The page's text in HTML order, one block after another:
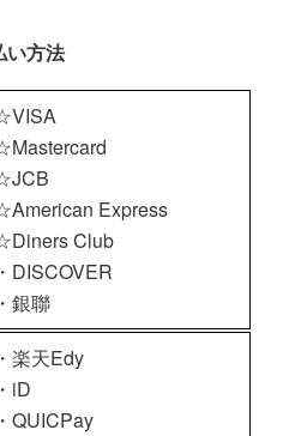
い方法
Express
Club
・DISCOVER
・銀聯
・楽天Edy
・iD
・QUICPay